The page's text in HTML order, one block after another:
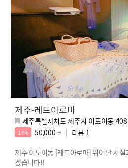
제주-레드아로마
제주특별자치도 제주시 이도이동
17% 50,000 ~ 리뷰 1
제주 이도이동 [레드아로마] 뛰어난 시설
겠습니다!!